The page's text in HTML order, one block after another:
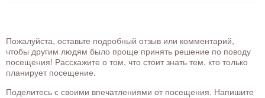
Пожалуйста, оставьте подробный отзыв или комментарий,
чтобы другим людям было проще принять решение по поводу
посещения! Расскажите о том, что стоит знать тем, кто только
планирует посещение.
Поделитесь с своими впечатлениями от посещения. Напишите